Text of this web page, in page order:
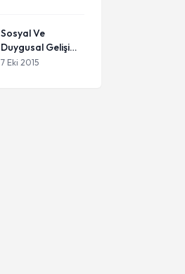
Sosyal Ve
Duygusal Gelişimi
okula başlamaya
7 Eki 2015